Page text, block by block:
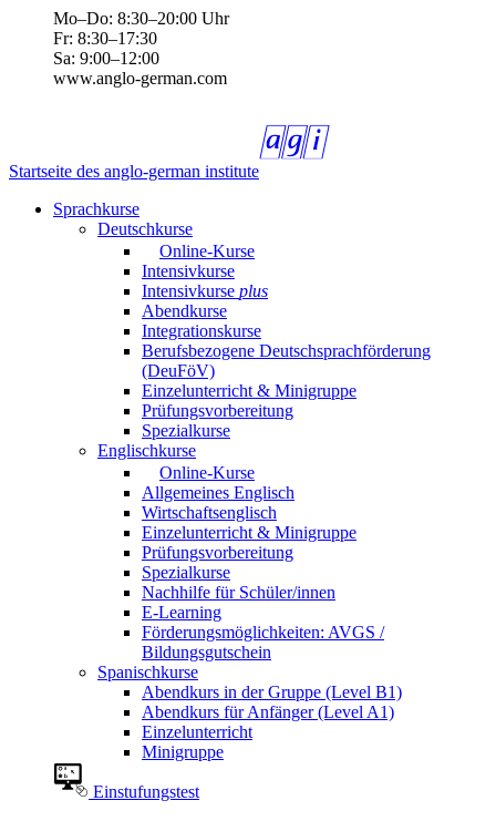
Mo–Do: 8:30–20:00 Uhr
Fr: 8:30–17:30
Sa: 9:00–12:00
www.anglo-german.com
Startseite des anglo-german institute
Sprachkurse
Deutschkurse
Online-Kurse
Intensivkurse
Intensivkurse plus
Abendkurse
Integrationskurse
Berufsbezogene Deutschsprachförderung
(DeuFöV)
Einzelunterricht & Minigruppe
Prüfungsvorbereitung
Spezialkurse
Englischkurse
Online-Kurse
Allgemeines Englisch
Wirtschaftsenglisch
Einzelunterricht & Minigruppe
Prüfungsvorbereitung
Spezialkurse
Nachhilfe für Schüler/innen
E-Learning
Förderungsmöglichkeiten: AVGS /
Bildungsgutschein
Spanischkurse
Abendkurs in der Gruppe (Level B1)
Abendkurs für Anfänger (Level A1)
Einzelunterricht
Minigruppe
Einstufungstest